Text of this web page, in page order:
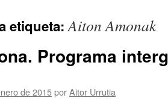
etiqueta:Aiton Amonak
Programa
de 2015porAitor Urrutia